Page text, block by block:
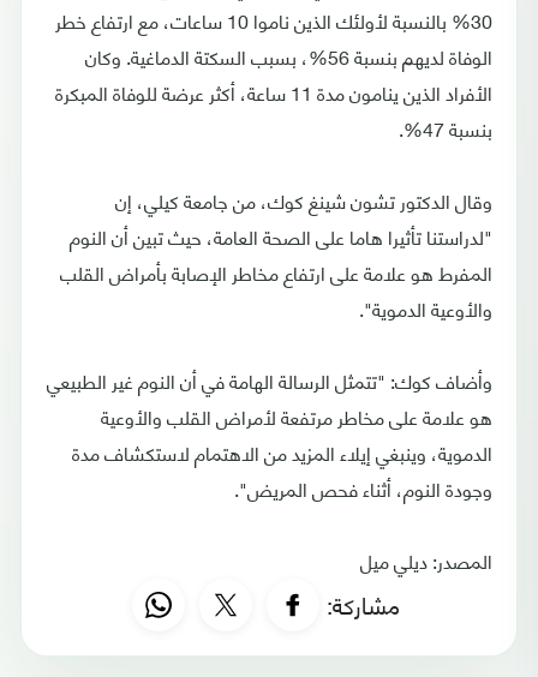
30% بالنسبة لأولئك الذين ناموا 10 ساعات، مع ارتفاع خطر
الوفاة لديهم بنسبة 56%، بسبب السكتة الدماغية. وكان
الأفراد الذين ينامون مدة 11 ساعة، أكثر عرضة للوفاة المبكرة
بنسبة 47%.
وقال الدكتور تشون شينغ كوك، من جامعة كيلي، إن
"لدراستنا تأثيرا هاما على الصحة العامة، حيث تبين أن النوم
المفرط هو علامة على ارتفاع مخاطر الإصابة بأمراض القلب
والأوعية الدموية".
وأضاف كوك: "تتمثل الرسالة الهامة في أن النوم غير الطبيعي
هو علامة على مخاطر مرتفعة لأمراض القلب والأوعية
الدموية، وينبغي إيلاء المزيد من الاهتمام لاستكشاف مدة
وجودة النوم، أثناء فحص المريض".
المصدر: ديلي ميل
مشاركة: